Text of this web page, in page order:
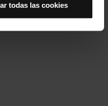
aceptas, no puedes
todas las cookies